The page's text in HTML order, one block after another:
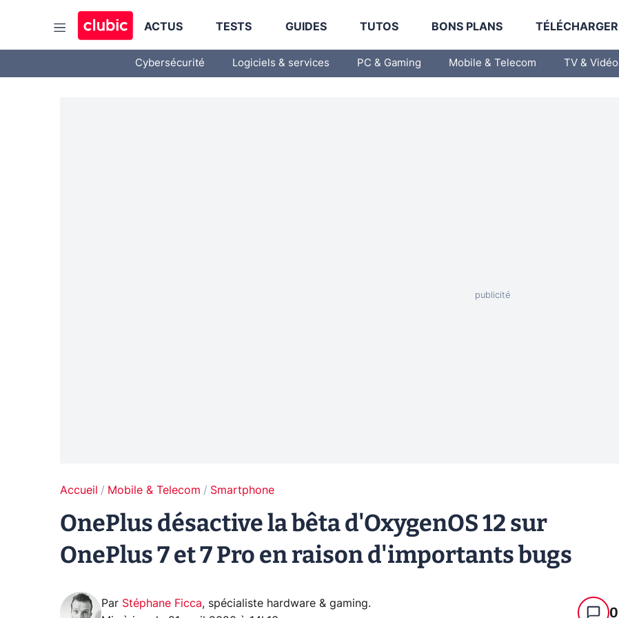
ACTUS TESTS GUIDES TUTOS BONS PLANS TÉLÉCHARGER
Cybersécurité Logiciels & services PC & Gaming Mobile & Telecom TV & Vidéo
Accueil Mobile & Telecom Smartphone
OnePlus désactive la bêta d'OxygenOS 12 sur
OnePlus 7 et 7 Pro en raison d'importants bugs
Par Stéphane Ficca, spécialiste hardware & gaming.
0